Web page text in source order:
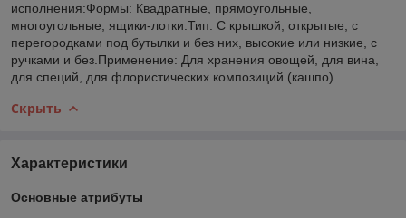
исполнения:Формы: Квадратные, прямоугольные,
многоугольные, ящики-лотки.Тип: С крышкой, открытые, с
перегородками под бутылки и без них, высокие или низкие, с
ручками и без.Применение: Для хранения овощей, для вина,
для специй, для флористических композиций (кашпо).
Скрыть
Характеристики
Основные атрибуты